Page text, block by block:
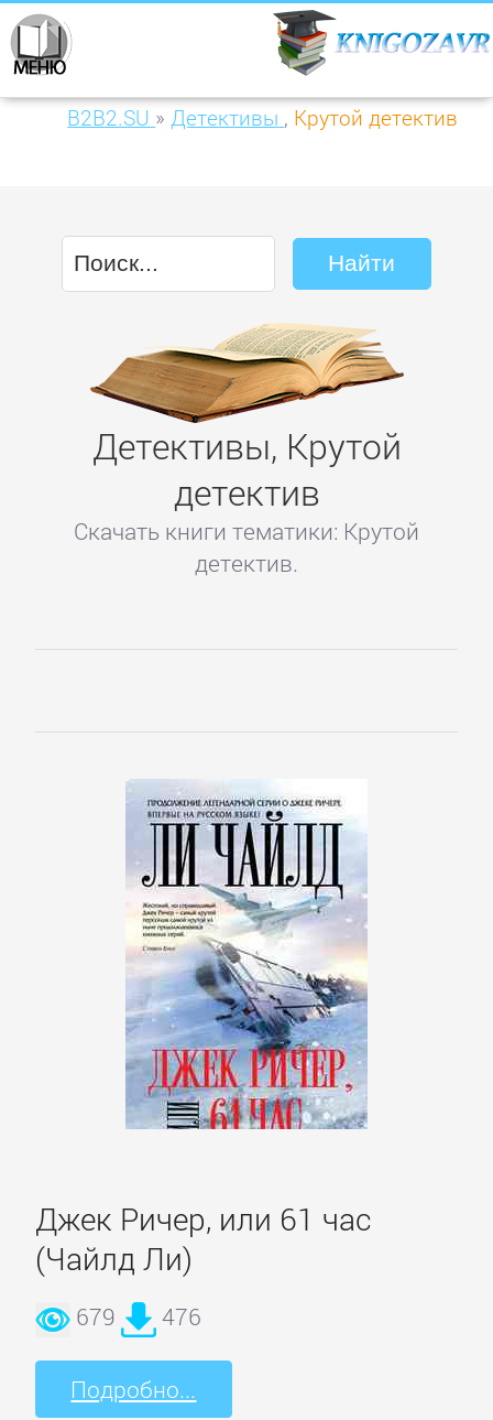
B2B2.SU » Детективы , Крутой детектив
Детективы, Крутой
детектив
Скачать книги тематики: Крутой
детектив.
Джек Ричер, или 61 час
(Чайлд Ли)
679 476
Подробно...